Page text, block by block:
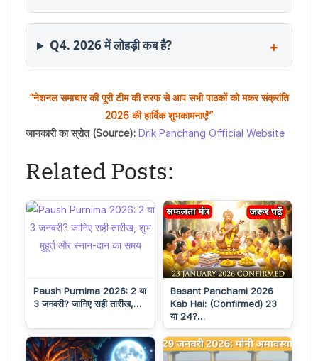
Q4. 2026 में लोहड़ी कब है?
“नेशनल समाचार की पूरी टीम की तरफ से आप सभी पाठकों को मकर संक्रांति
2026 की हार्दिक शुभकामनाएं!”
जानकारी का स्रोत (Source): Drik Panchang Official Website
Related Posts:
Paush Purnima 2026: 2 या
3 जनवरी? जानिए सही तारीख,…
Basant Panchami 2026
Kab Hai: (Confirmed) 23
या 24?…